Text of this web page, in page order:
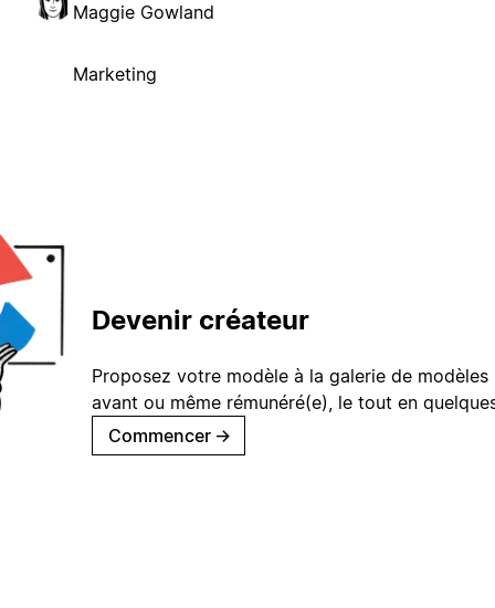
Maggie Gowland
Marketing
Devenir créateur
Proposez votre modèle à la galerie de
avant ou même rémunéré(e), le tout en
Commencer →